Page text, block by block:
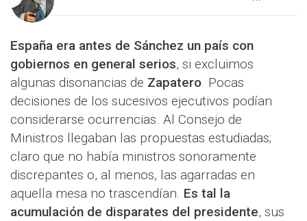
España era antes de Sánchez un país con
gobiernos en general serios, si excluimos
algunas disonancias de Zapatero. Pocas
decisiones de los sucesivos ejecutivos podían
considerarse ocurrencias. Al Consejo de
Ministros llegaban las propuestas estudiadas;
claro que no había ministros sonoramente
discrepantes o, al menos, las agarradas en
aquella mesa no trascendían. Es tal la
acumulación de disparates del presidente, sus